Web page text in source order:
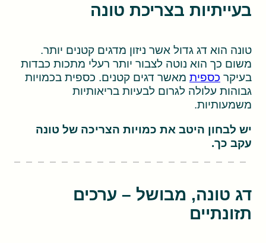
בעייתיות בצריכת טונה
טונה הוא דג גדול אשר ניזון מדגים קטנים יותר.
משום כך הוא נוטה לצבור יותר רעלי מתכות כבדות
בעיקר כספית מאשר דגים קטנים. כספית בכמויות
גבוהות עלולה לגרום לבעיות בריאותיות
משמעותיות.
יש לבחון היטב את כמויות הצריכה של טונה
עקב כך.
דג טונה, מבושל – ערכים
תזונתיים